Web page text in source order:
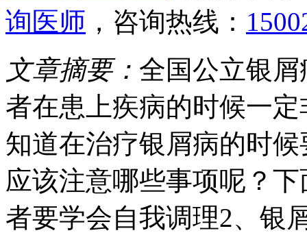
询医师 ，咨询热线：
文章摘要： 全国公立银
者在患上疾病的时候一
知道在治疗银屑病的时
应该注意哪些事项呢？
者要学会自我调理2、银